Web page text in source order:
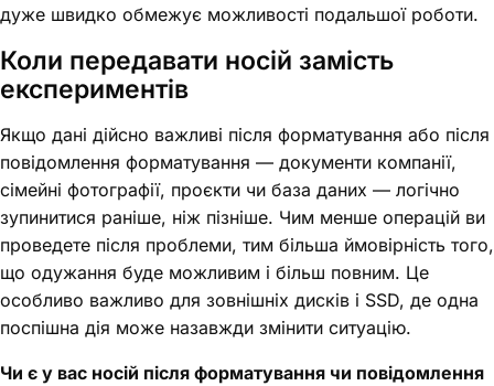
дуже швидко обмежує можливості подальшої роботи.
Коли передавати носій замість
експериментів
Якщо дані дійсно важливі після форматування або після
повідомлення форматування — документи компанії,
сімейні фотографії, проєкти чи база даних — логічно
зупинитися раніше, ніж пізніше. Чим менше операцій ви
проведете після проблеми, тим більша ймовірність того,
що одужання буде можливим і більш повним. Це
особливо важливо для зовнішніх дисків і SSD, де одна
поспішна дія може назавжди змінити ситуацію.
Чи є у вас носій після форматування чи повідомлення